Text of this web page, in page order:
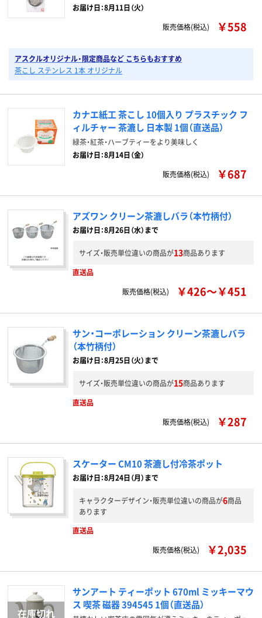
お届け日：8月11日（火）
販売価格(税込)
￥558
アスクルオリジナル・限定商品など こちらもおすすめ
茶こし ステンレス 1本 オリジナル
カナエ紙工 茶こし 10個入り プラスチック フ
ィルチャー 茶漉し 日本製 1個（直送品）
緑茶・紅茶・ハーブティーをより美味しく
お届け日：8月14日（金）
販売価格(税込)
￥687
アズワン クリーン茶漉しバラ（本竹柄付）
お届け日：8月26日（水）まで
サイズ・販売単位違いの商品が13商品あります
直送品
販売価格(税込)
￥426～￥451
サン・コーポレーション クリーン茶漉しバラ
（本竹柄付）
お届け日：8月25日（火）まで
サイズ・販売単位違いの商品が15商品あります
直送品
販売価格(税込)
￥287
スケーター CM10 茶漉し付冷茶ポット
お届け日：8月24日（月）まで
キャラクターデザイン・販売単位違いの商品が6商品
あります
直送品
販売価格(税込)
￥2,035
サンアート ティーポット 670ml ミッキーマウ
ス 喫茶 磁器 394545 1個（直送品）